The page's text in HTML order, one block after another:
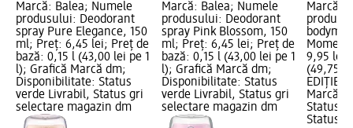
Marcă: Balea; Numele
produsului: Deodorant
spray Pure Elegance, 150
ml; Preț: 6,45 lei; Preț de
bază: 0,15 l (43,00 lei pe 1
l); Grafică Marcă dm;
Disponibilitate: Status
verde Livrabil, Status gri
selectare magazin dm
Marcă: Balea; Numele
produsului: Deodorant
spray Pink Blossom, 150
ml; Preț: 6,45 lei; Preț de
bază: 0,15 l (43,00 lei pe 1
l); Grafică Marcă dm;
Disponibilitate: Status
verde Livrabil, Status gri
selectare magazin dm
Marcă:
9,95 lei;
(49,75
EDIȚIE
Marcă
Status
Status